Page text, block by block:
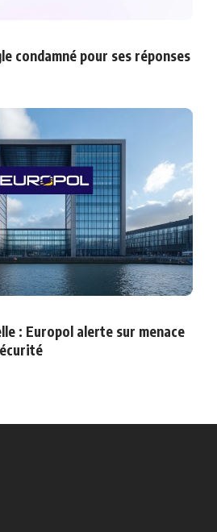
condamné pour ses réponses
: Europol alerte sur menace